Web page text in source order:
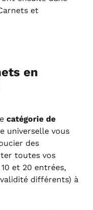
et
en
catégorie de
universelle vous
des
toutes vos
et 20 entrées,
différents) à